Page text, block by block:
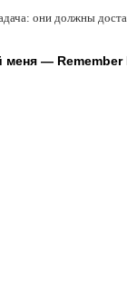
они должны
— Remember